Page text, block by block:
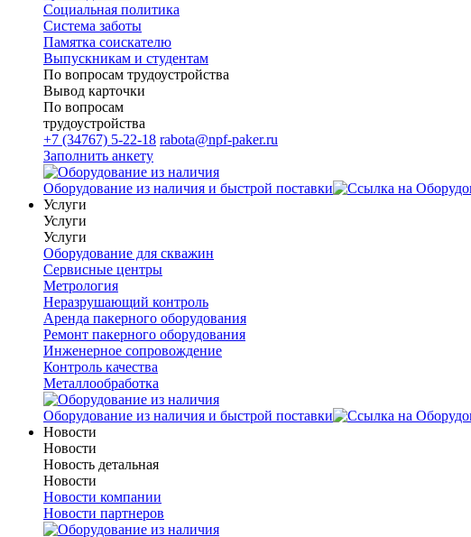
Cоциальная политика
Система заботы
Памятка соискателю
Выпускникам и студентам
По вопросам трудоустройства
Вывод карточки
По вопросам
трудоустройства
+7 (34767) 5-22-18 rabota@npf-paker.ru
Заполнить анкету
Оборудование из наличия и быстрой поставки
Услуги
Услуги
Услуги
Оборудование для скважин
Сервисные центры
Метрология
Неразрушающий контроль
Аренда пакерного оборудования
Ремонт пакерного оборудования
Инженерное сопровождение
Контроль качества
Металлообработка
Оборудование из наличия и быстрой поставки
Новости
Новости
Новость детальная
Новости
Новости компании
Новости партнеров